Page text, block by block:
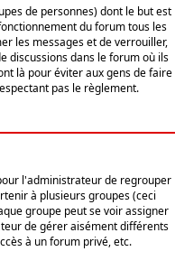
de personnes) dont le but est
du forum tous les
les messages et de verrouiller,
discussions dans le forum où ils
là pour éviter aux gens de faire
pas le règlement.
l'administrateur de regrouper
à plusieurs groupes (ceci
groupe peut se voir assigner
de gérer aisément différents
à un forum privé, etc.